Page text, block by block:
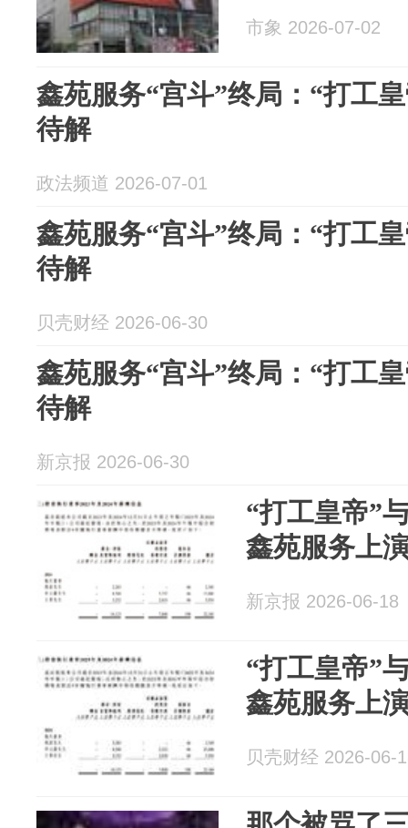
市象 2026-07-02
鑫苑服务“宫斗”终局：“打工
待解
政法频道 2026-07-01
鑫苑服务“宫斗”终局：“打工
待解
贝壳财经 2026-06-30
鑫苑服务“宫斗”终局：“打工
待解
新京报 2026-06-30
“打工皇帝”
鑫苑服务上
新京报 2026-06-18
“打工皇帝”
鑫苑服务上
贝壳财经 2026-06-